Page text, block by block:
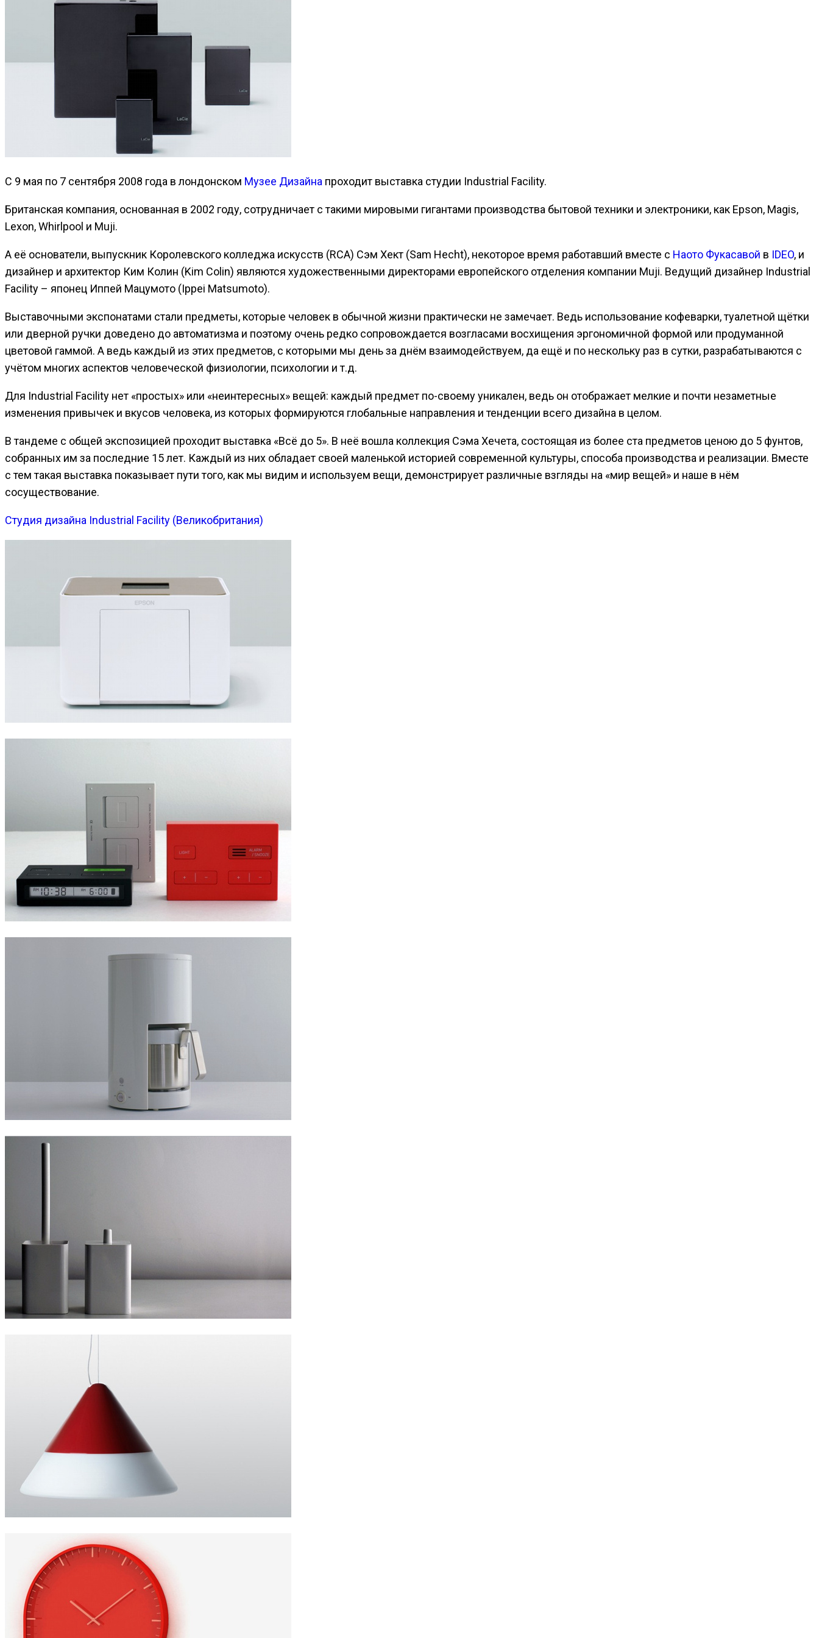
С 9 мая по 7 сентября 2008 года в лондонском Музее Дизайна проходит выставка студии Industrial Facility.
Британская компания, основанная в 2002 году, сотрудничает с такими мировыми гигантами производства бытовой техники и электроники, как Epson, Magis,
Lexon, Whirlpool и Muji.
А её основатели, выпускник Королевского колледжа искусств (RCA) Сэм Хект (Sam Hecht), некоторое время работавший вместе с Наото Фукасавой в IDEO, и
дизайнер и архитектор Ким Колин (Kim Colin) являются художественными директорами европейского отделения компании Muji. Ведущий дизайнер Industrial
Facility – японец Иппей Мацумото (Ippei Matsumoto).
Выставочными экспонатами стали предметы, которые человек в обычной жизни практически не замечает. Ведь использование кофеварки, туалетной щётки
или дверной ручки доведено до автоматизма и поэтому очень редко сопровождается возгласами восхищения эргономичной формой или продуманной
цветовой гаммой. А ведь каждый из этих предметов, с которыми мы день за днём взаимодействуем, да ещё и по нескольку раз в сутки, разрабатываются с
учётом многих аспектов человеческой физиологии, психологии и т.д.
Для Industrial Facility нет «простых» или «неинтересных» вещей: каждый предмет по-своему уникален, ведь он отображает мелкие и почти незаметные
изменения привычек и вкусов человека, из которых формируются глобальные направления и тенденции всего дизайна в целом.
В тандеме с общей экспозицией проходит выставка «Всё до 5». В неё вошла коллекция Сэма Хечета, состоящая из более ста предметов ценою до 5 фунтов,
собранных им за последние 15 лет. Каждый из них обладает своей маленькой историей современной культуры, способа производства и реализации. Вместе
с тем такая выставка показывает пути того, как мы видим и используем вещи, демонстрирует различные взгляды на «мир вещей» и наше в нём
сосуществование.
Студия дизайна Industrial Facility (Великобритания)